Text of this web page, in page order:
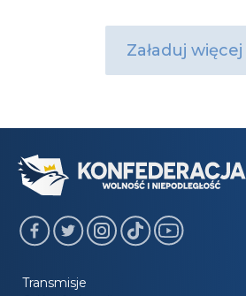
Załaduj więcej
Transmisje